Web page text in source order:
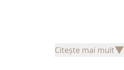
Citește mai mult▼